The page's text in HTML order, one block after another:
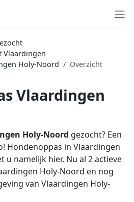
Vlaardingen
Holy-Noord
Overzicht
Vlaardingen
Holy-Noord gezocht? Een
Hondenoppas in Vlaardingen
u namelijk hier. Nu al 2 actieve
Holy-Noord en nog
van Vlaardingen Holy-